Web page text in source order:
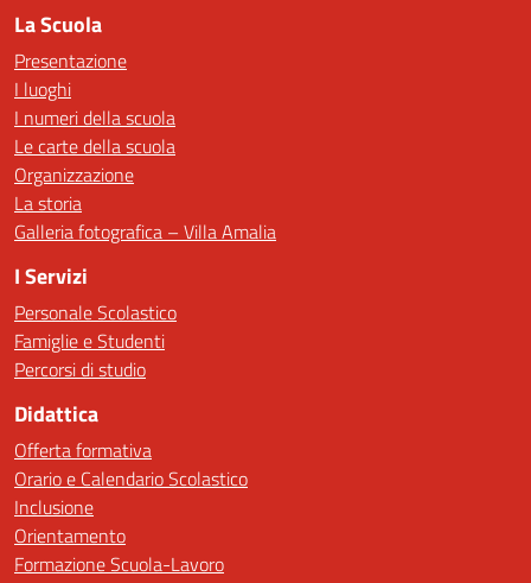
La Scuola
Presentazione
I luoghi
I numeri della scuola
Le carte della scuola
Organizzazione
La storia
Galleria fotografica – Villa Amalia
I Servizi
Personale Scolastico
Famiglie e Studenti
Percorsi di studio
Didattica
Offerta formativa
Orario e Calendario Scolastico
Inclusione
Orientamento
Formazione Scuola-Lavoro